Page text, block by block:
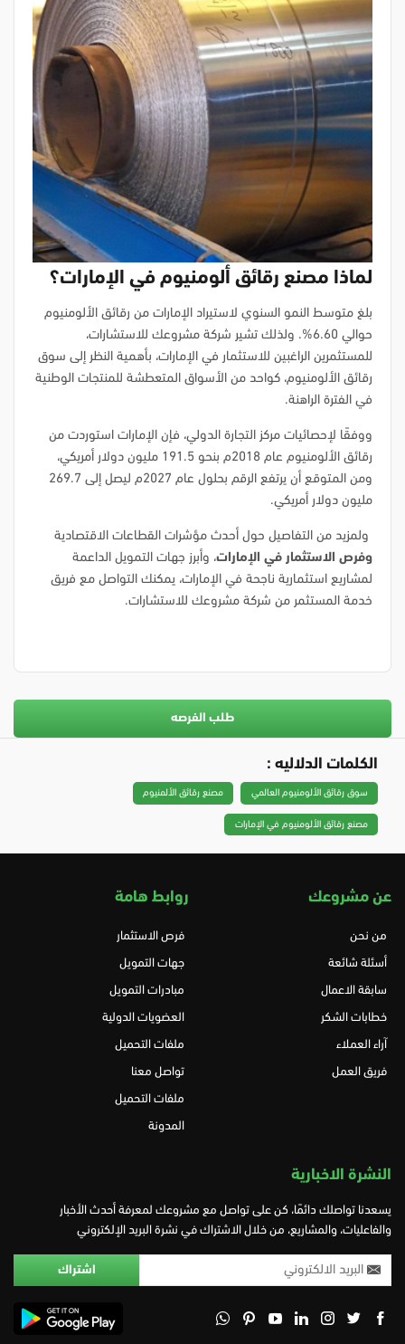
لماذا مصنع رقائق ألومنيوم في الإمارات؟
بلغ متوسط النمو السنوي لاستيراد الإمارات من رقائق الألومنيوم
حوالي 6.60%. ولذلك تشير شركة مشروعك للاستشارات،
للمستثمرين الراغبين للاستثمار في الإمارات، بأهمية النظر إلى سوق
رقائق الألومنيوم، كواحد من الأسواق المتعطشة للمنتجات الوطنية
في الفترة الراهنة.
ووفقًا لإحصائيات مركز التجارة الدولي، فإن الإمارات استوردت من
رقائق الألومنيوم عام 2018م بنحو 191.5 مليون دولار أمريكي،
ومن المتوقع أن يرتفع الرقم بحلول عام 2027م ليصل إلى 269.7
مليون دولار أمريكي.
ولمزيد من التفاصيل حول أحدث مؤشرات القطاعات الاقتصادية
وفرص الاستثمار في الإمارات، وأبرز جهات التمويل الداعمة
لمشاريع استثمارية ناجحة في الإمارات، يمكنك التواصل مع فريق
خدمة المستثمر من شركة مشروعك للاستشارات.
طلب الفرصه
الكلمات الدلاليه :
سوق رقائق الألومنيوم العالمي مصنع رقائق الألمنيوم
مصنع رقائق الألومنيوم في الإمارات
عن مشروعك
من نحن
أسئلة شائعة
سابقة الاعمال
خطابات الشكر
آراء العملاء
فريق العمل
روابط هامة
فرص الاستثمار
جهات التمويل
مبادرات التمويل
العضويات الدولية
ملفات التحميل
تواصل معنا
ملفات التحميل
المدونة
النشرة الاخبارية
يسعدنا تواصلك دائمًا، كن على تواصل مع مشروعك لمعرفة أحدث الأخبار
والفاعليات، والمشاريع، من خلال الاشتراك في نشرة البريد الإلكتروني